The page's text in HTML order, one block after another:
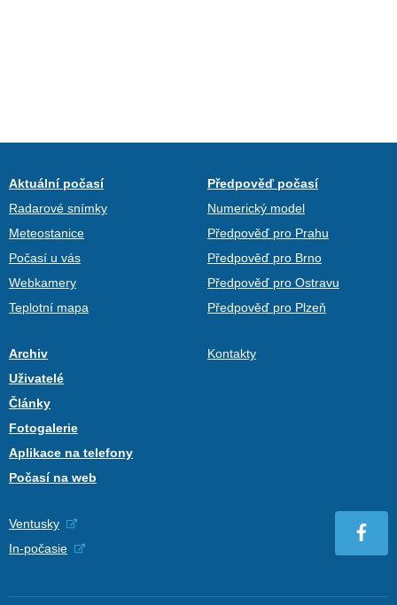
Aktuální počasí
Radarové snímky
Meteostanice
Počasí u vás
Webkamery
Teplotní mapa
Předpověď počasí
Numerický model
Předpověď pro Prahu
Předpověď pro Brno
Předpověď pro Ostravu
Předpověď pro Plzeň
Archiv
Uživatelé
Články
Fotogalerie
Aplikace na telefony
Počasí na web
Kontakty
Ventusky
In-počasie